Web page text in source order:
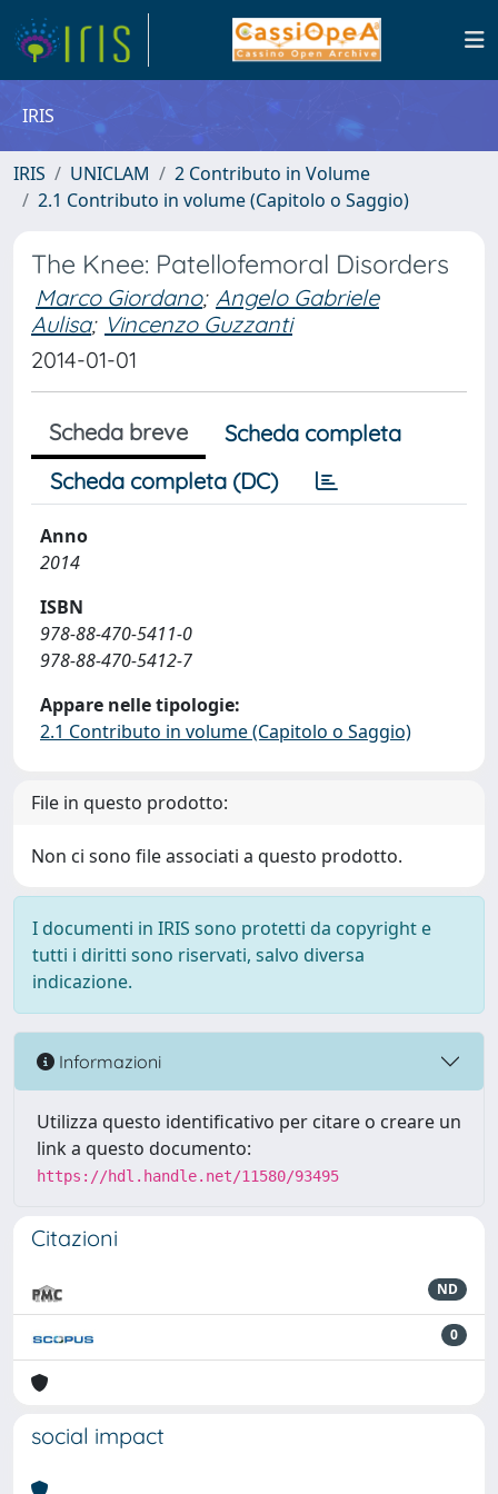
IRIS
IRIS UNICLAM
2 Contributo in Volume
2.1 Contributo in volume (Capitolo o Saggio)
The Knee: Patellofemoral Disorders
Marco Giordano; Angelo Gabriele
Aulisa; Vincenzo Guzzanti
2014-01-01
Scheda breve
Scheda completa
Scheda completa (DC)
Anno
2014
ISBN
978-88-470-5411-0
978-88-470-5412-7
Appare nelle tipologie:
2.1 Contributo in volume (Capitolo o Saggio)
File in questo prodotto:
Non ci sono file associati a questo prodotto.
I documenti in IRIS sono protetti da copyright e
tutti i diritti sono riservati, salvo diversa
indicazione.
Informazioni
Utilizza questo identificativo per citare o creare un
link a questo documento:
https://hdl.handle.net/11580/93495
Citazioni
ND
0
social impact